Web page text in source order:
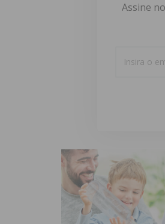
Assine